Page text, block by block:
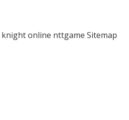
knight online nttgame Sitemap